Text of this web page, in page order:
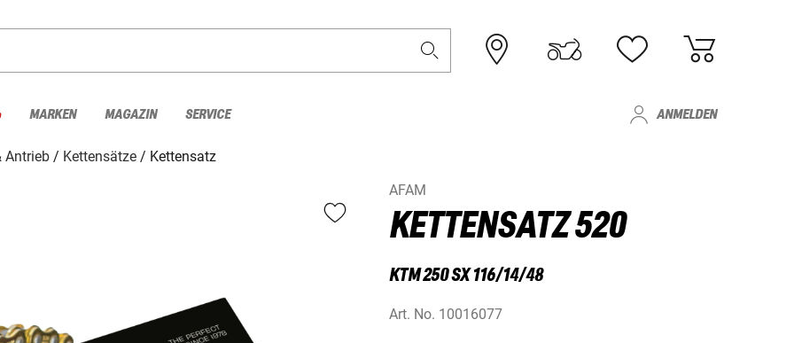
MARKEN MAGAZIN SERVICE ANMELDEN
Antrieb Kettensätze
Kettensatz
AFAM
KETTENSATZ 520
KTM 250 SX 116/14/48
Art. No. 10016077